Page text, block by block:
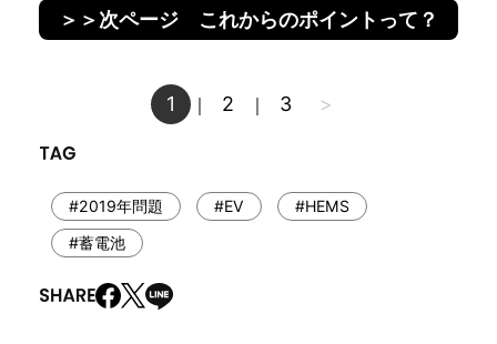
＞＞次ページ これからのポイントって？
1 ｜ 2 ｜ 3 >
#2019年問題 #EV
#HEMS
#蓄電池